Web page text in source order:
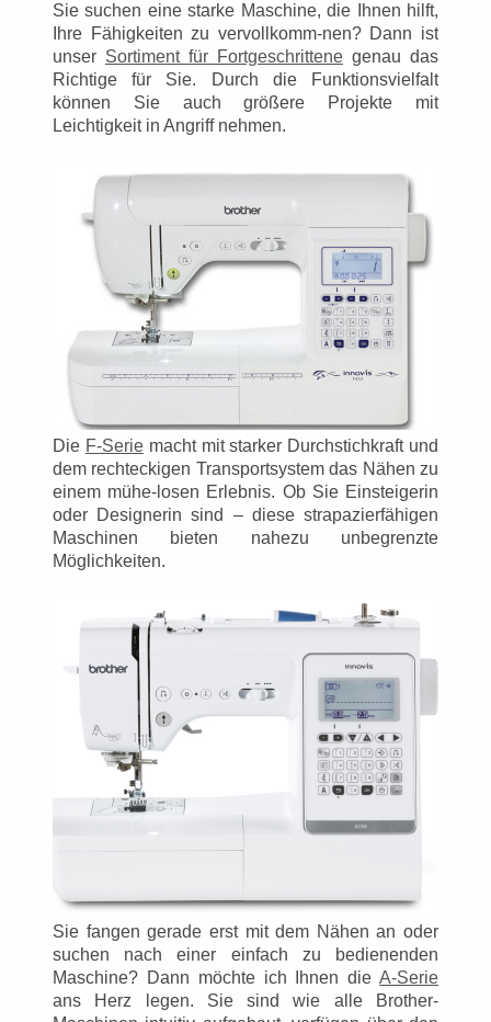
Sie suchen eine starke Maschine, die Ihnen hilft,
Ihre Fähigkeiten zu vervollkomm-nen? Dann ist
unser Sortiment für Fortgeschrittene genau das
Richtige für Sie. Durch die Funktionsvielfalt
können Sie auch größere Projekte mit
Leichtigkeit in Angriff nehmen.
Die F-Seriemacht mit starker Durchstichkraft und
dem rechteckigen Transportsystem das Nähen zu
einem mühe-losen Erlebnis. Ob Sie Einsteigerin
oder Designerin sind – diese strapazierfähigen
Maschinen bieten nahezu unbegrenzte
Möglichkeiten.
Sie fangen gerade erst mit dem Nähen an oder
suchen nach einer einfach zu bedienenden
Maschine? Dann möchte ich Ihnen die A-Serie
ans Herz legen. Sie sind wie alle Brother-